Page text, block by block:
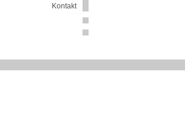
Kontakt